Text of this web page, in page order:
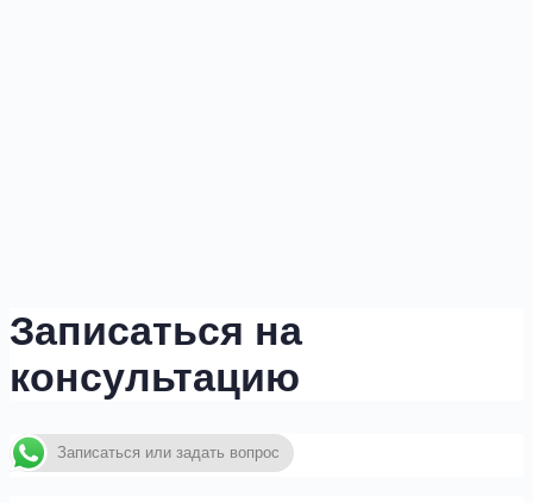
Записаться на
консультацию
Записаться или задать вопрос